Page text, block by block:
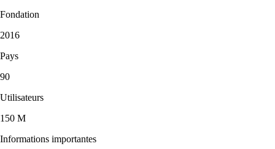
Fondation
2016
Pays
90
Utilisateurs
150 M
Informations importantes